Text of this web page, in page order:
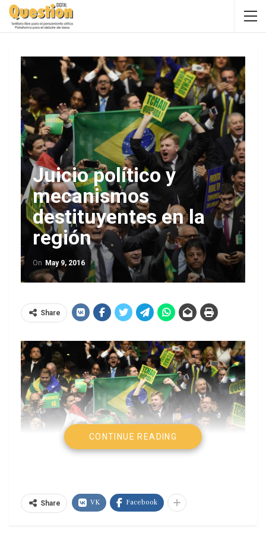
Juicio político y
mecanismos
destituyentes en la
región
On May 9, 2016
Share
CONTINUE READING
Share VK Facebook